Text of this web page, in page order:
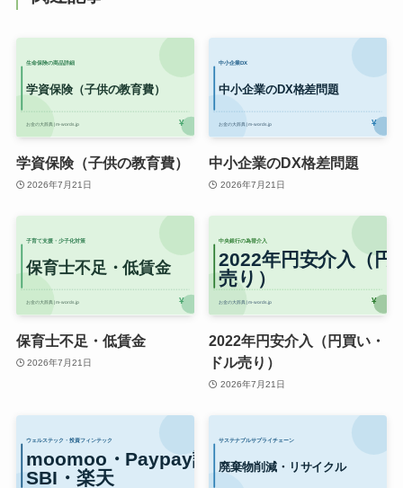
学資保険（子供の教育費）
2026年7月21日
中小企業のDX格差問題
2026年7月21日
保育士不足・低賃金
2026年7月21日
2022年円安介入（円買い・
ドル売り）
2026年7月21日